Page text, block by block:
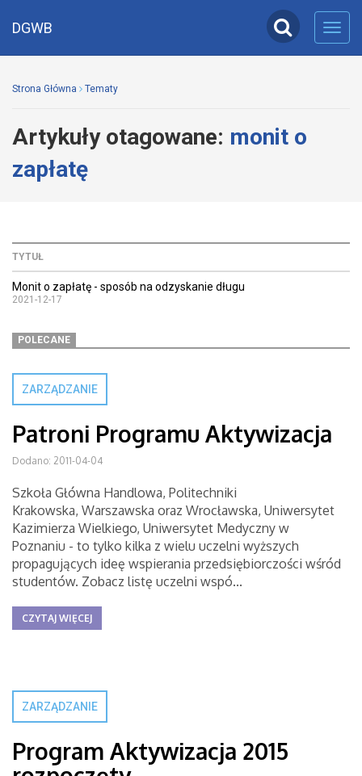
DGWB
Strona Główna Tematy
Artykuły otagowane: monit o
zapłatę
TYTUŁ
Monit o zapłatę - sposób na odzyskanie długu
2021-12-17
POLECANE
ZARZĄDZANIE
Patroni Programu Aktywizacja
Dodano: 2011-04-04
Szkoła Główna Handlowa, Politechniki
Krakowska, Warszawska oraz Wrocławska, Uniwersytet
Kazimierza Wielkiego, Uniwersytet Medyczny w
Poznaniu - to tylko kilka z wielu uczelni wyższych
propagujących ideę wspierania przedsiębiorczości wśród
studentów. Zobacz listę uczelni wspó...
CZYTAJ WIĘCEJ
ZARZĄDZANIE
Program Aktywizacja 2015